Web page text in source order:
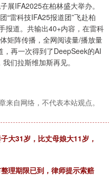
展IFA2025在柏林盛大举办。
“雷科技IFA25报道团”飞赴柏
报道。共输出40+内容，在雷科
矩阵传播，全网阅读量/播放量
再一次得到了DeepSeek的AI
们拉斯维加斯再见。
来自网络，不代表本站观点。
大31岁，比丈母娘大11岁，
理期限已到，律师提示索赔